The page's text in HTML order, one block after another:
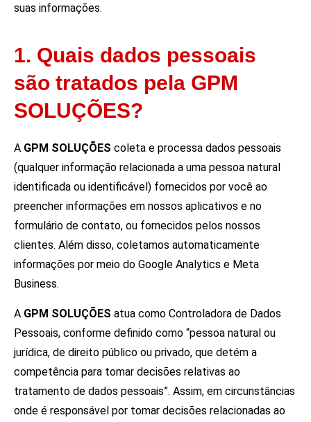
suas informações.
1. Quais dados pessoais
são tratados pela GPM
SOLUÇÕES?
A GPM SOLUÇÕES coleta e processa dados pessoais
(qualquer informação relacionada a uma pessoa natural
identificada ou identificável) fornecidos por você ao
preencher informações em nossos aplicativos e no
formulário de contato, ou fornecidos pelos nossos
clientes. Além disso, coletamos automaticamente
informações por meio do Google Analytics e Meta
Business.
A GPM SOLUÇÕES atua como Controladora de Dados
Pessoais, conforme definido como “pessoa natural ou
jurídica, de direito público ou privado, que detém a
competência para tomar decisões relativas ao
tratamento de dados pessoais”. Assim, em circunstâncias
onde é responsável por tomar decisões relacionadas ao